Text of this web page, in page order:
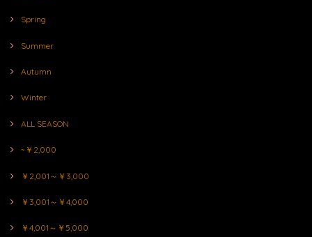
Spring
Summer
Autumn
Winter
ALL SEASON
~￥2,000
￥2,001～￥3,000
￥3,001～￥4,000
￥4,001～￥5,000